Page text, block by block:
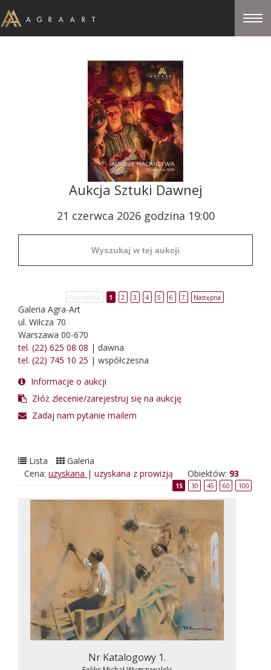
Aukcja Sztuki Dawnej
21 czerwca 2026 godzina 19:00
Poprzednia 1 2 3 4 5 6 7 Następna
Galeria Agra-Art
ul. Wilcza 70
Warszawa 00-670
tel. (22) 625 08 08 | dawna
tel. (22) 745 10 25 | współczesna
Informacje o aukcji
Złóż zlecenie/zarejestruj się na aukcję
Zadaj nam pytanie mailem
Lista
Galeria
Cena: uzyskana | uzyskana z prowizją Obiektów: 93
15 30 45 60 100
Nr Katalogowy 1.